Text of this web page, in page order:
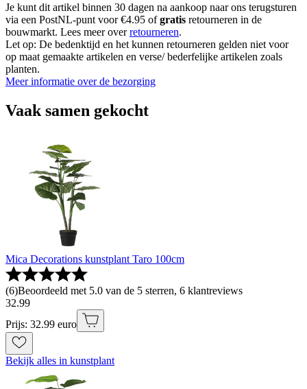
Je kunt dit artikel binnen 30 dagen na aankoop naar ons terugsturen
via een PostNL-punt voor €4.95 ofgratis retourneren in de
bouwmarkt. Lees meer overretourneren.
Let op: De bedenktijd en het kunnen retourneren gelden niet voor
op maat gemaakte artikelen en verse/ bederfelijke artikelen zoals
planten.
Meer informatie over de bezorging
Vaak samen gekocht
Mica Decorations kunstplant Taro 100cm
(6)Beoordeeld met 5.0 van de 5 sterren, 6 klantreviews
32.99
Prijs: 32.99 euro
Bekijk alles in kunstplant